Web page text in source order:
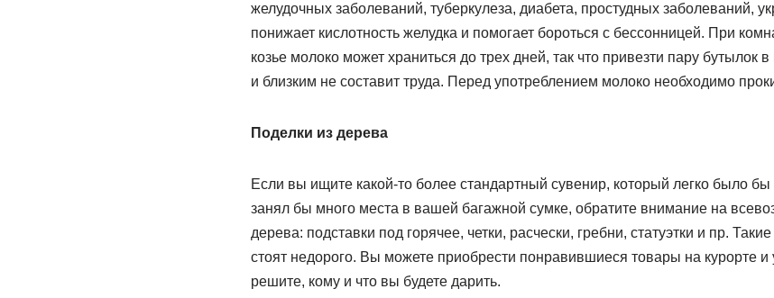
желудочных заболеваний, туберкулеза, диабета, простудных заболеваний,
понижает кислотность желудка и помогает бороться с бессонницей. При
козье молоко может храниться до трех дней, так что привезти пару бутылок
и близким не составит труда. Перед употреблением молоко необходимо
Поделки из дерева
Если вы ищите какой-то более стандартный сувенир, который легко было бы
занял бы много места в вашей багажной сумке, обратите внимание на
дерева: подставки под горячее, четки, расчески, гребни, статуэтки и пр.
стоят недорого. Вы можете приобрести понравившиеся товары на курорте
решите, кому и что вы будете дарить.